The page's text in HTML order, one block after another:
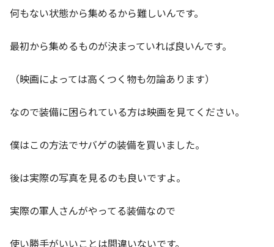
何もない状態から集めるから難しいんです。
最初から集めるものが決まっていれば良いんです。
（映画によっては高くつく物も勿論あります）
なので装備に困られている方は映画を見てください。
僕はこの方法でサバゲの装備を買いました。
後は実際の写真を見るのも良いですよ。
実際の軍人さんがやってる装備なので
使い勝手がいいことは間違いないです。